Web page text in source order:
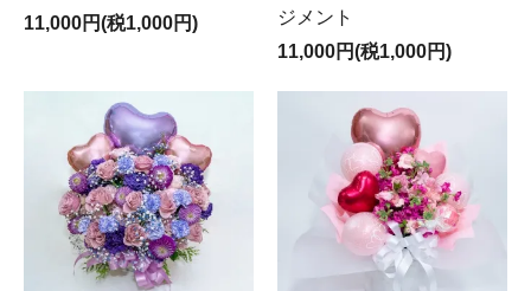
11,000円(税1,000円)
ジメント
11,000円(税1,000円)